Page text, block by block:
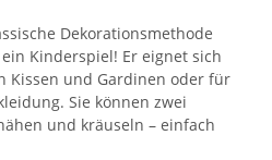
Dekorationsmethode
Kinderspiel! Er eignet sich
Kissen und Gardinen oder für
Sie können zwei
und kräuseln – einfach